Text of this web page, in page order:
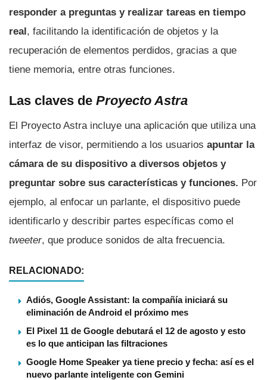
responder a preguntas y realizar tareas en tiempo
real, facilitando la identificación de objetos y la
recuperación de elementos perdidos, gracias a que
tiene memoria, entre otras funciones.
Las claves de Proyecto Astra
El Proyecto Astra incluye una aplicación que utiliza una
interfaz de visor, permitiendo a los usuarios apuntar la
cámara de su dispositivo a diversos objetos y
preguntar sobre sus características y funciones. Por
ejemplo, al enfocar un parlante, el dispositivo puede
identificarlo y describir partes específicas como el
tweeter, que produce sonidos de alta frecuencia.
RELACIONADO:
Adiós, Google Assistant: la compañía iniciará su
eliminación de Android el próximo mes
El Pixel 11 de Google debutará el 12 de agosto y esto
es lo que anticipan las filtraciones
Google Home Speaker ya tiene precio y fecha: así es el
nuevo parlante inteligente con Gemini